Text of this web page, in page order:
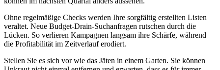
Ohne regelmäßige Checks werden Ihre sorgfältig erstellten Listen
veraltet. Neue Budget-Drain-Suchanfragen rutschen durch die
Lücken. So verlieren Kampagnen langsam ihre Schärfe, während
die Profitabilität im Zeitverlauf erodiert.
Stellen Sie es sich vor wie das Jäten in einem Garten. Sie können